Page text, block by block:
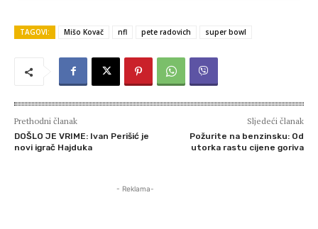
TAGOVI: Mišo Kovač nfl pete radovich super bowl
Prethodni članak
DOŠLO JE VRIME: Ivan Perišić je
novi igrač Hajduka
Sljedeći članak
Požurite na benzinsku: Od
utorka rastu cijene goriva
- Reklama-